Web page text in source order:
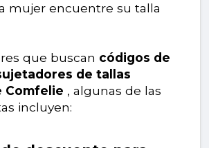
mujer encuentre su talla
que buscan códigos de
de tallas
Comfelie , algunas de las
incluyen: